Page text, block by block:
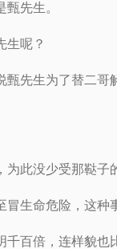
先生。
生呢？
先生为了替二
此没少受那鞑子
生命危险，这种
百倍，连样貌也